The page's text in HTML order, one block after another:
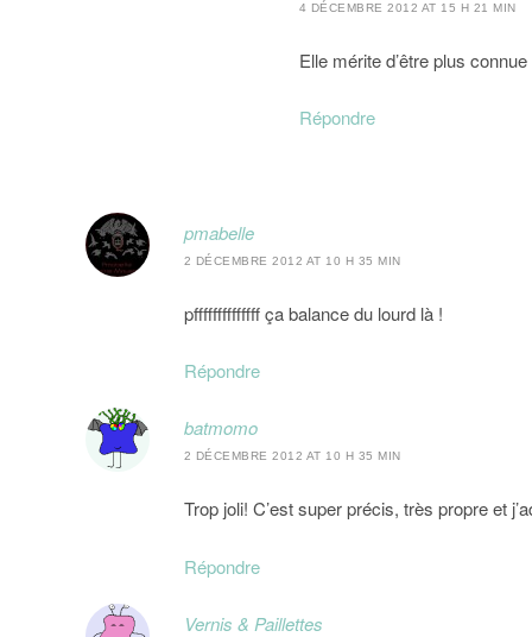
4 DÉCEMBRE 2012 AT 15 H 21 MIN
Elle mérite d’être plus
Répondre
pmabelle
2 DÉCEMBRE 2012 AT 10 H 35 MIN
pffffffffffffff ça balance du lourd là !
Répondre
batmomo
2 DÉCEMBRE 2012 AT 10 H 35 MIN
Trop joli! C’est super précis, très propre et
Répondre
Vernis & Paillettes